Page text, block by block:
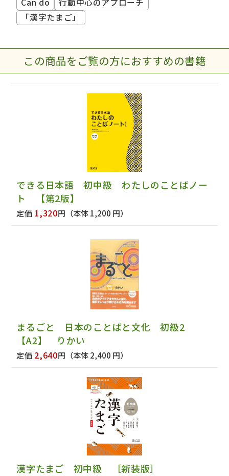
「漢字たまご」
この商品をご覧の方におすすめの書籍
できる日本語 初中級 わたしのことばノー
ト 【第2版】
定価 1,320円 （本体 1,200 円）
まるごと 日本のことばと文化 初級2
【A2】 りかい
定価 2,640円 （本体 2,400 円）
漢字たまご 初中級 ［新装版］